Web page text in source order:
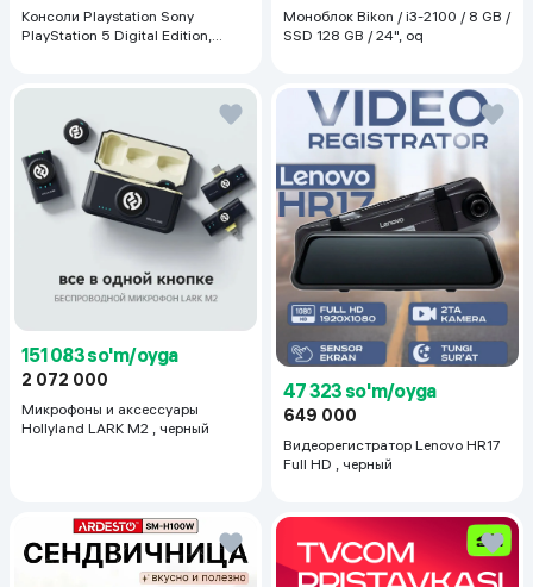
Консоли Playstation Sony
PlayStation 5 Digital Edition,
Моноблок Bikon / i3-2100 / 8 GB /
SSD 128 GB / 24", oq
151 083 so'm/oyga
2 072 000
Микрофоны и аксессуары
Hollyland LARK M2 , черный
47 323 so'm/oyga
649 000
Видеорегистратор Lenovo HR17
Full HD , черный